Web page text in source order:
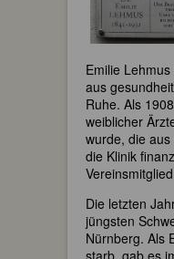
Emilie
aus
Ruhe. Als
weiblicher
wurde, die
die Klinik
Die letzten
jüngsten
Nürnberg. Als
starb, gab es